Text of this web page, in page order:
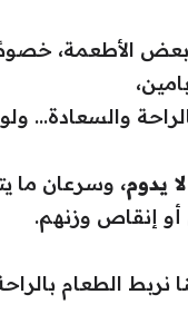
الأطعمة، خصوصًا
والسعادة…
يدوم، وسرعان ما
أو إنقاص وزنهم.
نربط الطعام